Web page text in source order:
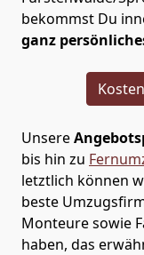
bekommst Du
ganz
Unsere
bis hin zu
letztlich können
beste
Monteure sowie
haben, das